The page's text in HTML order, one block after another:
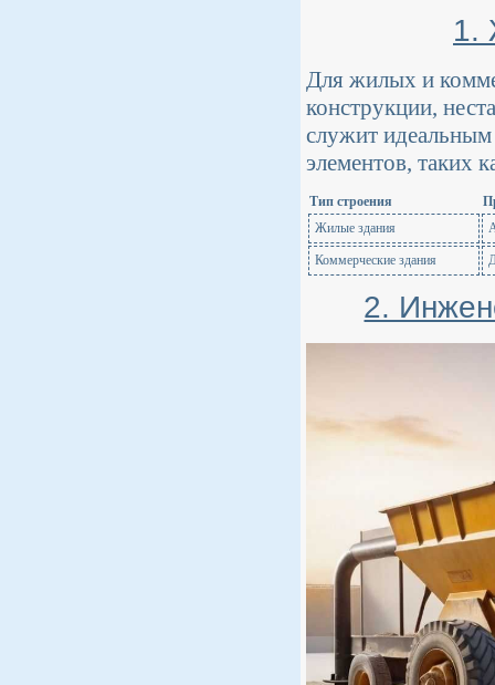
1.
Для жилых и
конструкции,
служит
элементов, таких
Тип строения
Жилые здания
Коммерческие здания
2.